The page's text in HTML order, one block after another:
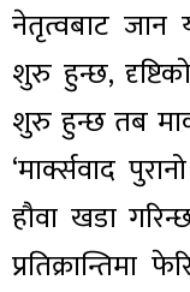
नेतृत्वबाट जान
शुरु हुन्छ,
शुरु हुन्छ तब
‘मार्क्सवाद
हौवा खडा
प्रतिक्रान्तिमा